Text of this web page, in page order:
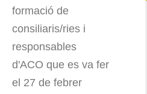
formació de
consiliaris/ries i
responsables
d'ACO que es va fer
el 27 de febrer